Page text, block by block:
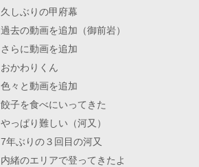
久しぶりの甲府幕
過去の動画を追加（御前岩）
さらに動画を追加
おかわりくん
色々と動画を追加
餃子を食べにいってきた
やっぱり難しい（河又）
7年ぶりの３回目の河又
内緒のエリアで登ってきたよ